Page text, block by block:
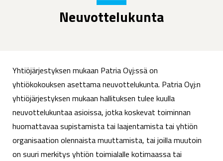
Neuvottelukunta
Yhtiöjärjestyksen mukaan Patria Oyj:ssä on
yhtiökokouksen asettama neuvottelukunta. Patria Oyj:n
yhtiöjärjestyksen mukaan hallituksen tulee kuulla
neuvottelukuntaa asioissa, jotka koskevat toiminnan
huomattavaa supistamista tai laajentamista tai yhtiön
organisaation olennaista muuttamista, tai joilla muutoin
on suuri merkitys yhtiön toimialalle kotimaassa tai